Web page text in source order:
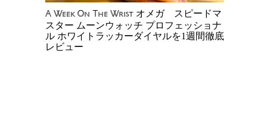
A Week On The Wrist オメガ スピードマ
スター ムーンウォッチ プロフェッショナ
ル ホワイトラッカーダイヤルを1週間徹底
レビュー